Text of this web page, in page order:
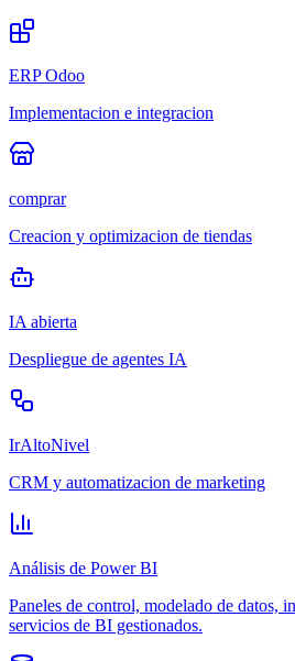
ERP Odoo
Implementacion e integracion
comprar
Creacion y optimizacion de tiendas
IA abierta
Despliegue de agentes IA
IrAltoNivel
CRM y automatizacion de marketing
Análisis de Power BI
Paneles de control, modelado de datos,
servicios de BI gestionados.